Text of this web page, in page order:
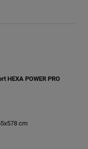
HEXA POWER PRO
cm